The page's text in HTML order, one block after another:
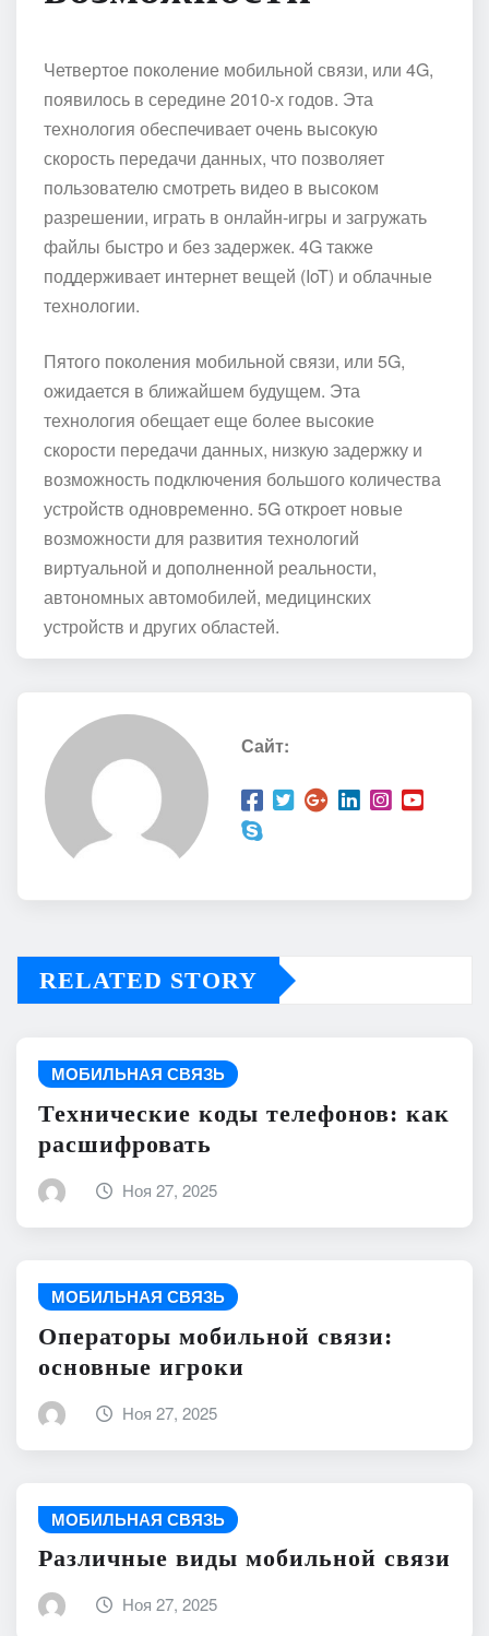
Четвертое поколение мобильной связи, или 4G,
появилось в середине 2010-х годов. Эта
технология обеспечивает очень высокую
скорость передачи данных, что позволяет
пользователю смотреть видео в высоком
разрешении, играть в онлайн-игры и загружать
файлы быстро и без задержек. 4G также
поддерживает интернет вещей (IoT) и облачные
технологии.
Пятого поколения мобильной связи, или 5G,
ожидается в ближайшем будущем. Эта
технология обещает еще более высокие
скорости передачи данных, низкую задержку и
возможность подключения большого количества
устройств одновременно. 5G откроет новые
возможности для развития технологий
виртуальной и дополненной реальности,
автономных автомобилей, медицинских
устройств и других областей.
Сайт:
RELATED STORY
МОБИЛЬНАЯ СВЯЗЬ
Технические коды телефонов: как
расшифровать
Ноя 27, 2025
МОБИЛЬНАЯ СВЯЗЬ
Операторы мобильной связи:
основные игроки
Ноя 27, 2025
МОБИЛЬНАЯ СВЯЗЬ
Различные виды мобильной связи
Ноя 27, 2025